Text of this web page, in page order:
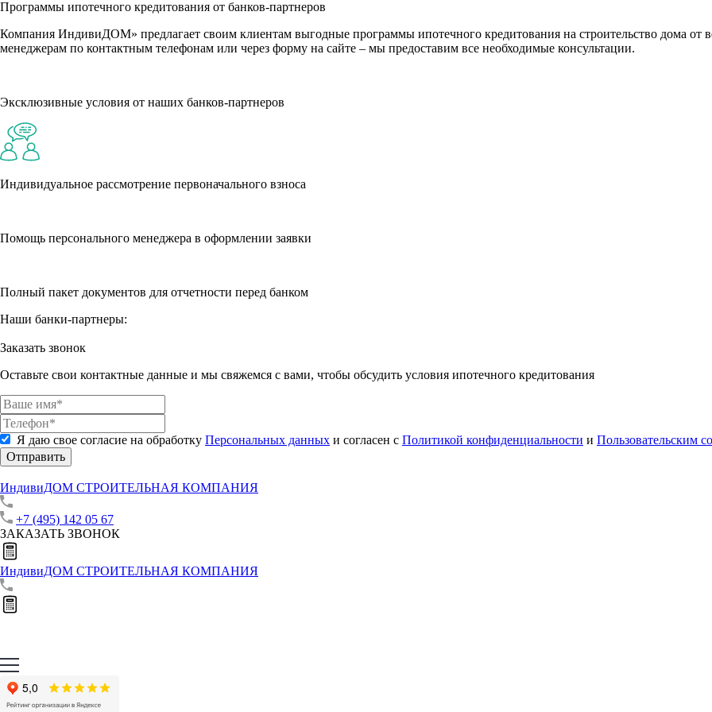
Программы ипотечного кредитования от банков-партнеров
Компания ИндивиДОМ» предлагает своим клиентам выгодные программы ипотечного кредитования на строительство дома от
менеджерам по контактным телефонам или через форму на сайте – мы предоставим все необходимые консультации.
Эксклюзивные условия от наших банков-партнеров
Индивидуальное рассмотрение первоначального взноса
Помощь персонального менеджера в оформлении заявки
Полный пакет документов для отчетности перед банком
Наши банки-партнеры:
Заказать звонок
Оставьте свои контактные данные и мы свяжемся с вами, чтобы обсудить условия ипотечного кредитования
Я даю свое согласие на обработку Персональных данных и согласен с Политикой конфиденциальности и Пользовательским
Отправить
ИндивиДОМ СТРОИТЕЛЬНАЯ КОМПАНИЯ
+7 (495) 142 05 67
ЗАКАЗАТЬ ЗВОНОК
ИндивиДОМ СТРОИТЕЛЬНАЯ КОМПАНИЯ